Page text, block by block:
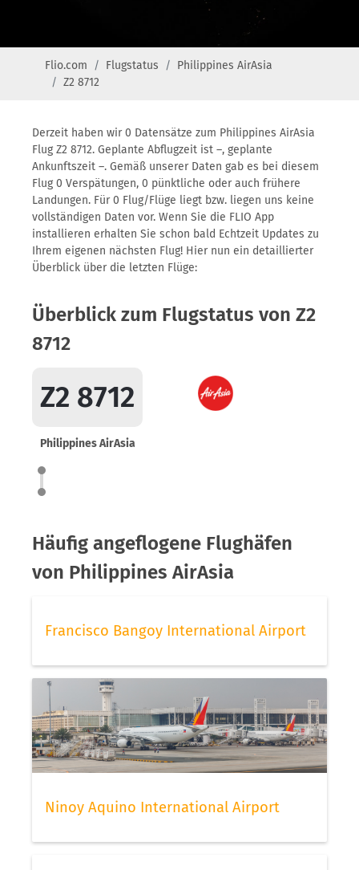
Flio.com Flugstatus
Philippines AirAsia
Z2 8712
Derzeit haben wir 0 Datensätze zum Philippines AirAsia
Flug Z2 8712. Geplante Abflugzeit ist –, geplante
Ankunftszeit –. Gemäß unserer Daten gab es bei diesem
Flug 0 Verspätungen, 0 pünktliche oder auch frühere
Landungen. Für 0 Flug/Flüge liegt bzw. liegen uns keine
vollständigen Daten vor. Wenn Sie die FLIO App
installieren erhalten Sie schon bald Echtzeit Updates zu
Ihrem eigenen nächsten Flug! Hier nun ein detaillierter
Überblick über die letzten Flüge:
Überblick zum Flugstatus von Z2
8712
Z2 8712
Philippines AirAsia
Häufig angeflogene Flughäfen
von Philippines AirAsia
Francisco Bangoy International Airport
Ninoy Aquino International Airport